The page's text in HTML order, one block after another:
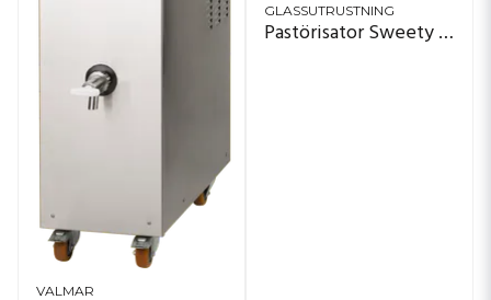
VALMAR
GLASSUTRUSTNING
Pastörisator Sweety JET-MIX TTi